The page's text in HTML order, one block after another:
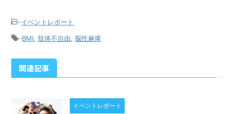
-イベントレポート
-BMI 肢体不自由 脳性麻痺
関連記事
イベントレポート